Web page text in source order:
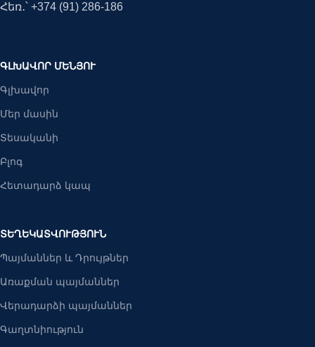
Հեռ․՝ +374 (91) 286-186
ԳԼԽԱՎՈՐ ՄԵՆՅՈՒ
Գլխավոր
Մեր մասին
Տեսականի
Բլոգ
Հետադարձ կապ
ՏԵՂԵԿԱՏՎՈՒԹՅՈՒՆ
Պայմաններ և Դրույթներ
Առաքման պայմաններ
Վերադարձի պայմաններ
Գաղտնիություն